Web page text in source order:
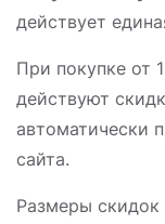
действует
При покупке от
действуют
автоматически
сайта.
Размеры скидок